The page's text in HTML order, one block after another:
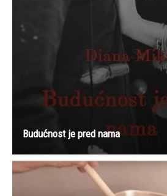
Budućnost je pred nama